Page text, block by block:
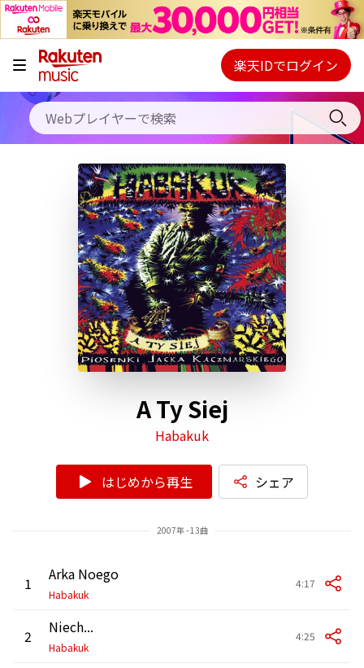
キャンペーン
料金プラン
使い方
初回30日間無料お試し
Webプレイヤー
ご契約内容の確認・変更
楽天IDでログイン
A Ty Siej
Habakuk
はじめから再生 シェア
2007年 - 13曲
1 Arka Noego
Habakuk
4:17
2 Niech...
Habakuk
4:25